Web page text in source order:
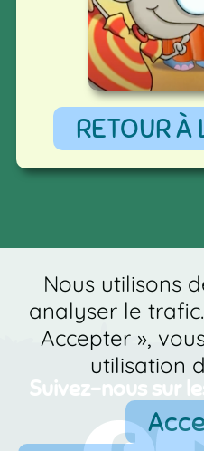
RETOUR À
Suivez-nous sur
Nous utilisons
analyser le
Accepter »,
utilisation